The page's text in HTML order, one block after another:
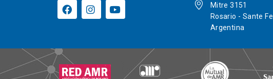
Mitre 3151
Rosario - Sante Fe
Argentina